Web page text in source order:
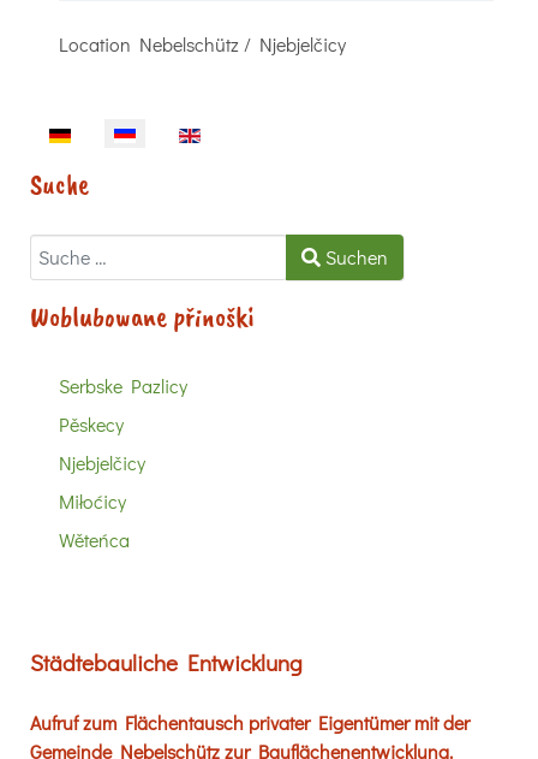
Location Nebelschütz / Njebjelčicy
Sprache auswählen
Suche
Suchen Suchen
Woblubowane přinoški
Serbske Pazlicy
Pěskecy
Njebjelčicy
Miłoćicy
Wěteńca
Städtebauliche Entwicklung
Aufruf zum Flächentausch privater Eigentümer mit der
Gemeinde Nebelschütz zur Bauflächenentwicklung.